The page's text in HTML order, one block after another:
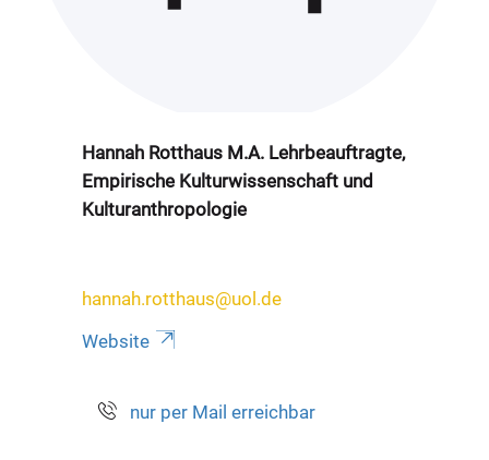
Hannah Rotthaus M.A. Lehrbeauftragte,
Empirische Kulturwissenschaft und
Kulturanthropologie
hannah.rotthaus@uol.de
Website
nur per Mail erreichbar